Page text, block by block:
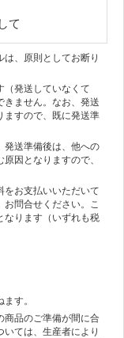
て
は、原則としてお断り
（発送していなくて
きません。なお、発送
ますので、既に発送準
発送準備後は、他への
因となりますので、
をお支払いいただいて
お問合せください。こ
なります（いずれも税
す。
商品のご準備が間に合
ては、生産者により